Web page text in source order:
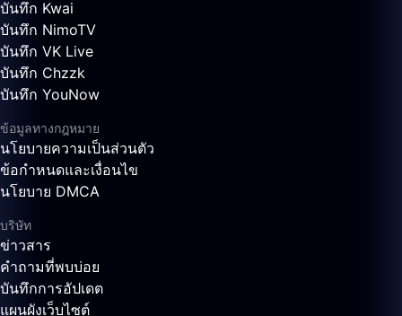
บันทึก Kwai
บันทึก NimoTV
บันทึก VK Live
บันทึก Chzzk
บันทึก YouNow
ข้อมูลทางกฎหมาย
นโยบายความเป็นส่วนตัว
ข้อกำหนดและเงื่อนไข
นโยบาย DMCA
บริษัท
ข่าวสาร
คำถามที่พบบ่อย
บันทึกการอัปเดต
แผนผังเว็บไซต์